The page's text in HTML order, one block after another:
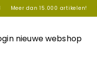
Meer dan 15.000 artikelen!
nieuwe webshop